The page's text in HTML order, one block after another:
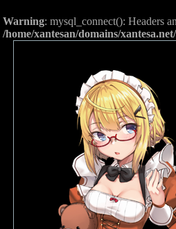
Warning: mysql_connect(): Headers
/home/xantesan/domains/